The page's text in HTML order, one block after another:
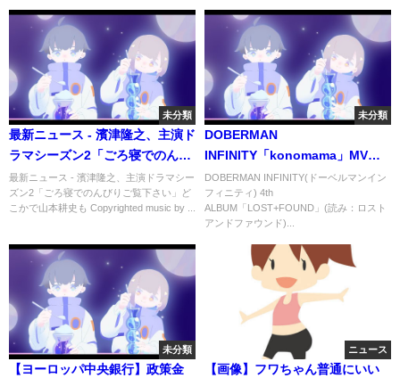
未分類
最新ニュース - 濱津隆之、主演ド
ラマシーズン2「ごろ寝でのんび
りご覧下さい」どこかで山本耕
史も
最新ニュース - 濱津隆之、主演ドラマシー
ズン2「ごろ寝でのんびりご覧下さい」ど
こかで山本耕史も Copyrighted music by ...
未分類
DOBERMAN
INFINITY「konomama」MV
(AL「LOST＋FOUND」収録)
DOBERMAN INFINITY(ドーベルマンイン
フィニティ) 4th
ALBUM「LOST+FOUND」(読み：ロスト
アンドファウンド)...
未分類
【ヨーロッパ中央銀行】政策金
ニュース
【画像】フワちゃん普通にいい